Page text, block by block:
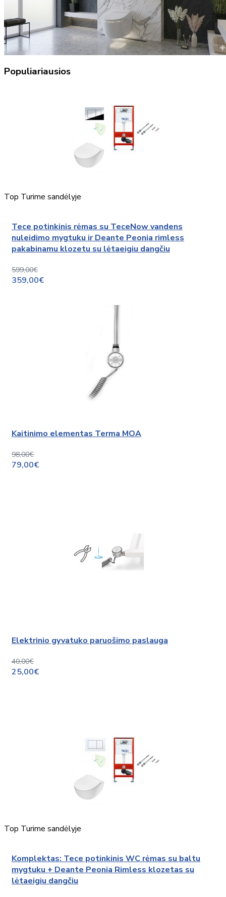
Populiariausios
Top Turime sandėlyje
Tece potinkinis rėmas su TeceNow vandens
nuleidimo mygtuku ir Deante Peonia rimless
pakabinamu klozetu su lėtaeigiu dangčiu
599,00€
359,00€
Kaitinimo elementas Terma MOA
98,00€
79,00€
Elektrinio gyvatuko paruošimo paslauga
40,00€
25,00€
Top Turime sandėlyje
Komplektas: Tece potinkinis WC rėmas su baltu
mygtuku + Deante Peonia Rimless klozetas su
lėtaeigiu dangčiu